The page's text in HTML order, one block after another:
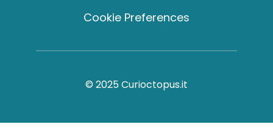
Cookie Preferences
© 2025 Curioctopus.it